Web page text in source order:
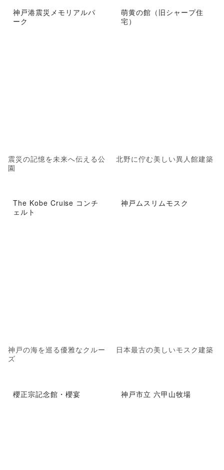
神戸港震災メモリアルパ
ーク
震災の記憶を未来へ伝える公
園
萌黄の館（旧シャープ住
宅）
北野に佇む美しい異人館建築
The Kobe Cruise コンチ
ェルト
神戸の海を巡る優雅なクルー
ズ
神戸ムスリムモスク
日本最古の美しいモスク建築
櫻正宗記念館・櫻宴 神戸市立 六甲山牧場